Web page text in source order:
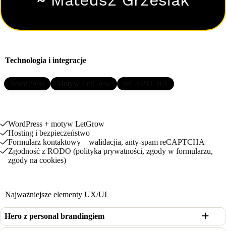
Technologia i integracje
WordPress + motyw LetGrow
Hosting i bezpieczeństwo
Formularz kontaktowy – walidacjia, anty-spam reCAPTCHA
Zgodność z RODO (polityka prywatności, zgody w formularzu,
zgody na cookies)
Najważniejsze elementy UX/UI
Hero z personal brandingiem